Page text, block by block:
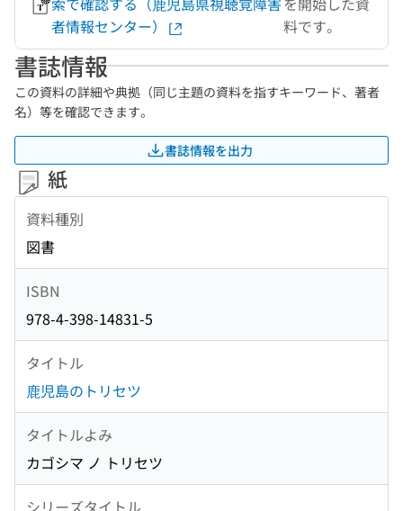
者情報センター）
料です。
書誌情報
この資料の詳細や典拠（同じ主題の資料を指すキーワード、著者
名）等を確認できます。
書誌情報を出力
紙
資料種別
図書
ISBN
978-4-398-14831-5
タイトル
鹿児島のトリセツ
タイトルよみ
カゴシマ ノ トリセツ
シリーズタイトル